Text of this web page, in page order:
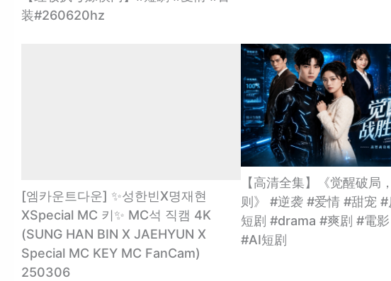
装#260620hz
[엠카운트다운] ✨성한빈X명재현
XSpecial MC 키✨ MC석 직캠 4K
(SUNG HAN BIN X JAEHYUN X
Special MC KEY MC FanCam)
250306
【高清全集】《觉醒破局
则》 #逆袭 #爱情 #甜宠
短剧 #drama #爽剧 #電
#AI短剧